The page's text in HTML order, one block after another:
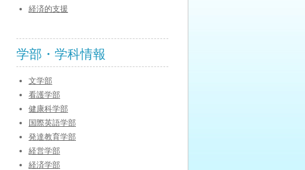
経済的支援
学部・学科情報
文学部
看護学部
健康科学部
国際英語学部
発達教育学部
経営学部
経済学部